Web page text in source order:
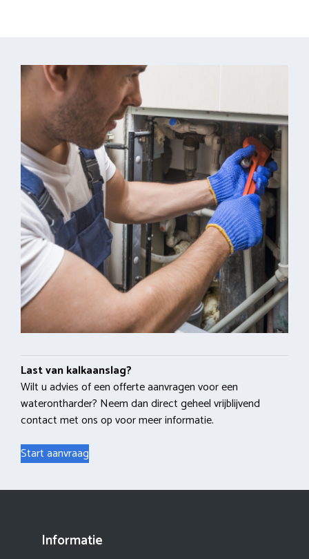
Last van kalkaanslag?
Wilt u advies of een offerte aanvragen voor een
waterontharder? Neem dan direct geheel vrijblijvend
contact met ons op voor meer informatie.
Start aanvraag
Informatie